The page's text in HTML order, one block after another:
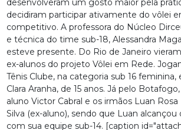
desenvolveram um gosto maior pela
decidiram participar ativamente do vôlei
competitivo. A professora do Núcleo
e técnica do time sub-18, Alessandra
esteve presente. Do Rio de Janeiro
ex-alunos do projeto Vôlei em Rede.
Tênis Clube, na categoria sub 16 feminina,
Clara Aranha, de 15 anos. Já pelo
aluno Victor Cabral e os irmãos Luan
Silva (ex-aluno), sendo que Luan
com sua equipe sub-14. [caption